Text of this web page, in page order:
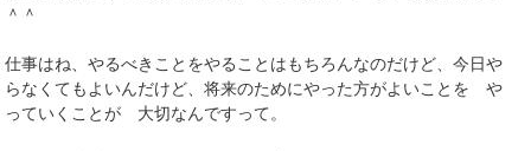
＾＾
仕事はね、やるべきことをやることはもちろんなのだけど、今日や
らなくてもよいんだけど、将来のためにやった方がよいことを や
っていくことが 大切なんですって。